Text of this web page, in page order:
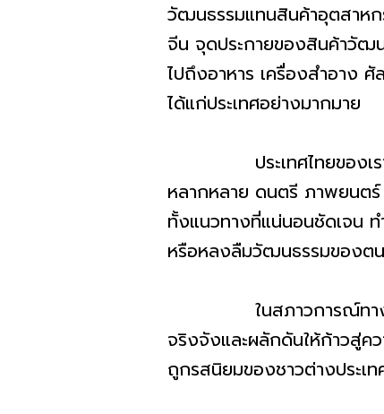
วัฒนธรรมแทนสินค้าอุตสาหก
จีน จุดประกายของสินค้าวัฒ
ไปถึงอาหาร เครื่องสำอาง
ได้แก่ประเทศอย่างมากมาย
ประเทศไทยของเราเป็
หลากหลาย ดนตรี ภาพยนตร์
ทั้งแนวทางที่แน่นอนชัดเจน ท
หรือหลงลืมวัฒนธรรมของต
ในสภาวการณ์ทางเศรษ
จริงจังและผลักดันให้ก้าวสู่ค
ถูกรสนิยมของชาวต่างประเ